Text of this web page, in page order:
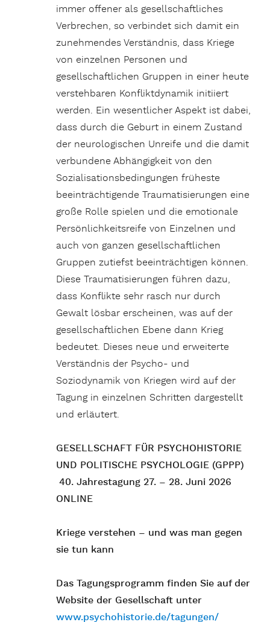
immer offener als gesellschaftliches
Verbrechen, so verbindet sich damit ein
zunehmendes Verständnis, dass Kriege
von einzelnen Personen und
gesellschaftlichen Gruppen in einer heute
verstehbaren Konfliktdynamik initiiert
werden. Ein wesentlicher Aspekt ist dabei,
dass durch die Geburt in einem Zustand
der neurologischen Unreife und die damit
verbundene Abhängigkeit von den
Sozialisationsbedingungen früheste
beeinträchtigende Traumatisierungen eine
große Rolle spielen und die emotionale
Persönlichkeitsreife von Einzelnen und
auch von ganzen gesellschaftlichen
Gruppen zutiefst beeinträchtigen können.
Diese Traumatisierungen führen dazu,
dass Konflikte sehr rasch nur durch
Gewalt lösbar erscheinen, was auf der
gesellschaftlichen Ebene dann Krieg
bedeutet. Dieses neue und erweiterte
Verständnis der Psycho- und
Soziodynamik von Kriegen wird auf der
Tagung in einzelnen Schritten dargestellt
und erläutert.
GESELLSCHAFT FÜR PSYCHOHISTORIE
UND POLITISCHE PSYCHOLOGIE (GPPP)
40.Jahrestagung 27. – 28. Juni 2026
ONLINE
Kriege verstehen – und was man gegen
sie tun kann
Das Tagungsprogramm finden Sie auf der
Website der Gesellschaft unter
www.psychohistorie.de/tagungen/